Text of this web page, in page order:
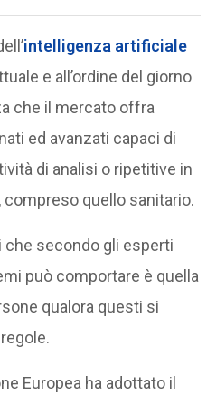
intelligenza artificiale
e all’ordine del giorno
che il mercato offra
ed avanzati capaci di
di analisi o ripetitive in
quello sanitario.
che secondo gli esperti
può comportare è quella
qualora questi si
Europea ha adottato il